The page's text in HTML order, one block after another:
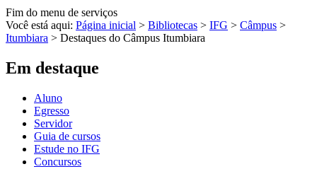
Fim do menu de serviços
Você está aqui: Página inicial > Bibliotecas > IFG > Câmpus >
Itumbiara > Destaques do Câmpus Itumbiara
Em destaque
Aluno
Egresso
Servidor
Guia de cursos
Estude no IFG
Concursos